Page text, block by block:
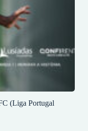
(Liga Portugal